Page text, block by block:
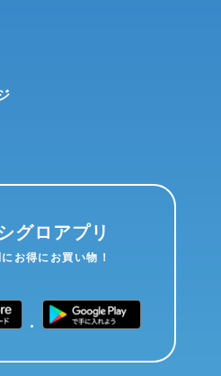
グロアプリ
お得にお買い物！